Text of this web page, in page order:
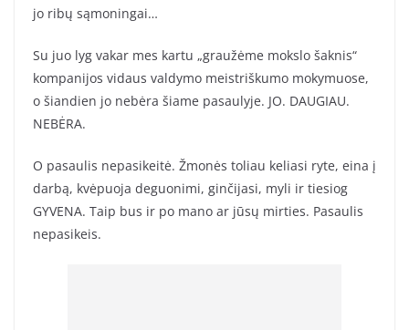
jo ribų sąmoningai…
Su juo lyg vakar mes kartu „graužėme mokslo šaknis“
kompanijos vidaus valdymo meistriškumo mokymuose,
o šiandien jo nebėra šiame pasaulyje. JO. DAUGIAU.
NEBĖRA.
O pasaulis nepasikeitė. Žmonės toliau keliasi ryte, eina į
darbą, kvėpuoja deguonimi, ginčijasi, myli ir tiesiog
GYVENA. Taip bus ir po mano ar jūsų mirties. Pasaulis
nepasikeis.